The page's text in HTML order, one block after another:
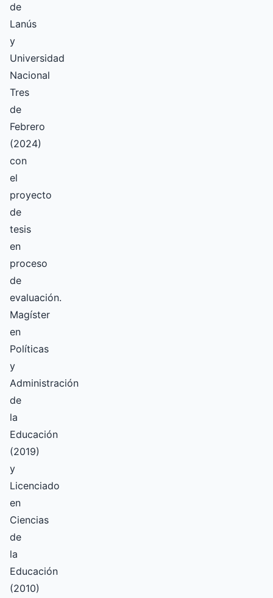
de
Lanús
y
Universidad
Nacional
Tres
de
Febrero
(2024)
con
el
proyecto
de
tesis
en
proceso
de
evaluación.
Magíster
en
Políticas
y
Administración
de
la
Educación
(2019)
y
Licenciado
en
Ciencias
de
la
Educación
(2010)